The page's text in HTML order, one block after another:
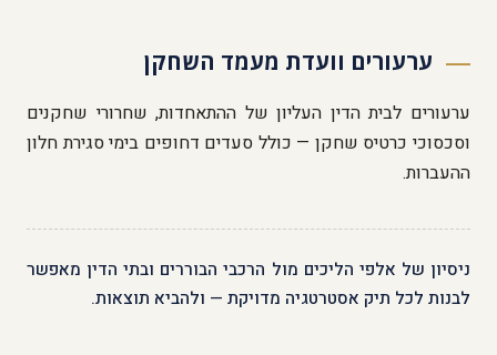
ערעורים וועדת מעמד השחקן
ערעורים לבית הדין העליון של ההתאחדות, שחרורי שחקנים
וסכסוכי כרטיס שחקן — כולל סעדים דחופים בימי סגירת חלון
ההעברות.
ניסיון של אלפי הליכים מול הרכבי הבוררים ובתי הדין מאפשר
לבנות לכל תיק אסטרטגיה מדויקת — ולהביא תוצאות.